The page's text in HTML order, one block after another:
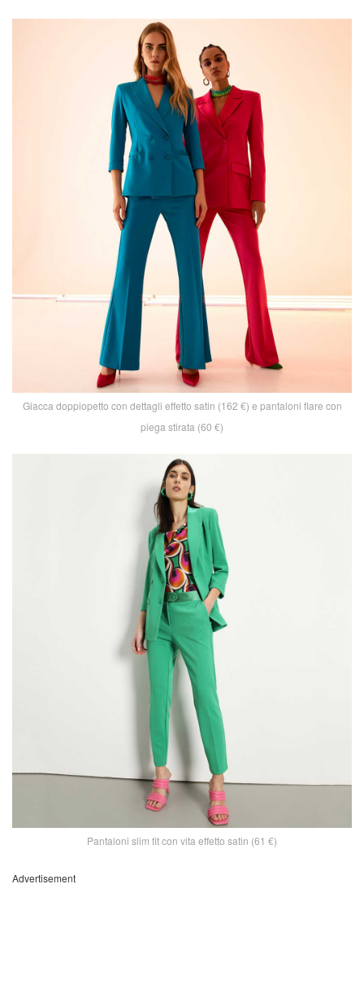
Giacca doppiopetto con dettagli effetto satin (162 €) e pantaloni flare con
piega stirata (60 €)
Pantaloni slim fit con vita effetto satin (61 €)
Advertisement